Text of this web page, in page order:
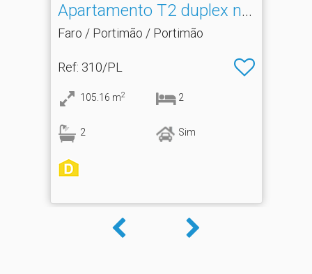
Apartamento T2 duplex na
Praia da Rocha
Faro / Portimão / Portimão
Ref: 310/PL
105.16 m2 2
2 Sim